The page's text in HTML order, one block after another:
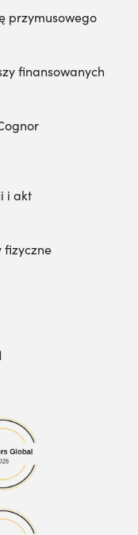
przymusowego
finansowanych
i akt
fizyczne